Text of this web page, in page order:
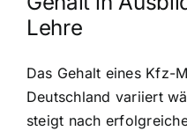
Lehre
Das Gehalt eines Kfz-
Deutschland variiert
steigt nach